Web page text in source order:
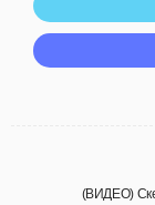
(ВИДЕО)